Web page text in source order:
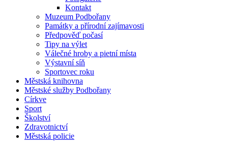
Kontakt
Muzeum Podbořany
Památky a přírodní zajímavosti
Předpověď počasí
Tipy na výlet
Válečné hroby a pietní místa
Výstavní síň
Sportovec roku
Městská knihovna
Městské služby Podbořany
Církve
Sport
Školství
Zdravotnictví
Městská policie